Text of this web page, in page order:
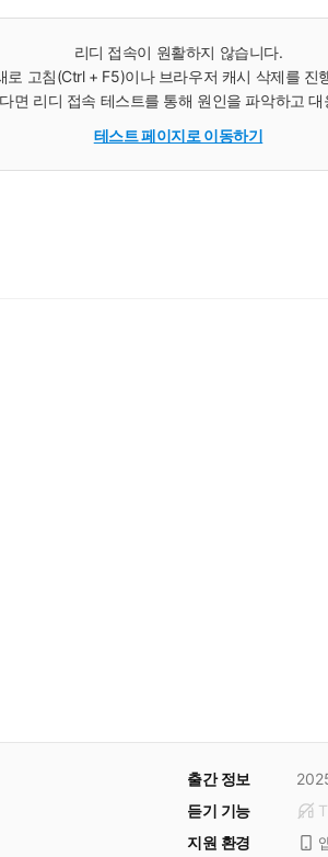
리디 접속이 원활하지 않습니다.
로 고침(Ctrl + F5)이나 브라우저 캐시 삭제를 진
면 리디 접속 테스트를 통해 원인을 파악하고
테스트 페이지로 이동하기
출간 정보
듣기 기능
지원 환경